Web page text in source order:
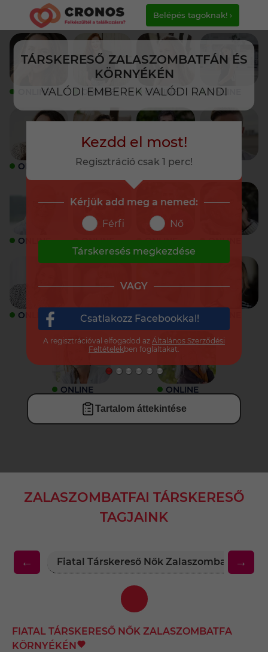
TÁRSKERESŐ ZALASZOMBATFÁN ÉS
KÖRNYÉKÉN
VALÓDI EMBEREK VALÓDI RANDI
Belépés tagoknak! ›
ONLINE ONLINE ONLINE ONLINE
ONLINE ONLINE ONLINE
ONLINE ONLINE ONLINE ONLINE
ONLINE ONLINE ONLINE
ONLINE ONLINE
Tartalom áttekintése
ZALASZOMBATFAI TÁRSKERESŐ
TAGJAINK
← Fiatal Társkereső Nők Zalaszombatfa→
FIATAL TÁRSKERESŐ NŐK ZALASZOMBATFA
KÖRNYÉKÉN
Kezdd el most!
Regisztráció csak 1 perc!
Kérjük add meg a nemed:
Férfi
Nő
Társkeresés megkezdése
VAGY
Csatlakozz Facebookkal!
A regisztrációval elfogadod az Általános Szerződési
Feltételekben foglaltakat.